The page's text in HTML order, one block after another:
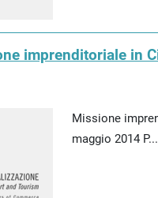
imprenditoriale in
Missione
maggio 2014 P...